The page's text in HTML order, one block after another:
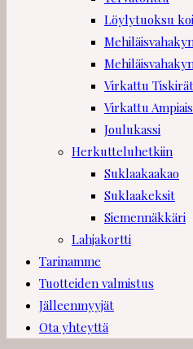
Löylytuoksu
Virkattu
Virkattu
Joulukassi
Herkutteluhetkiin
Suklaakaakao
Suklaakeksit
Siemennäkkäri
Lahjakortti
Tarinamme
Tuotteiden valmistus
Jälleenmyyjät
Ota yhteyttä